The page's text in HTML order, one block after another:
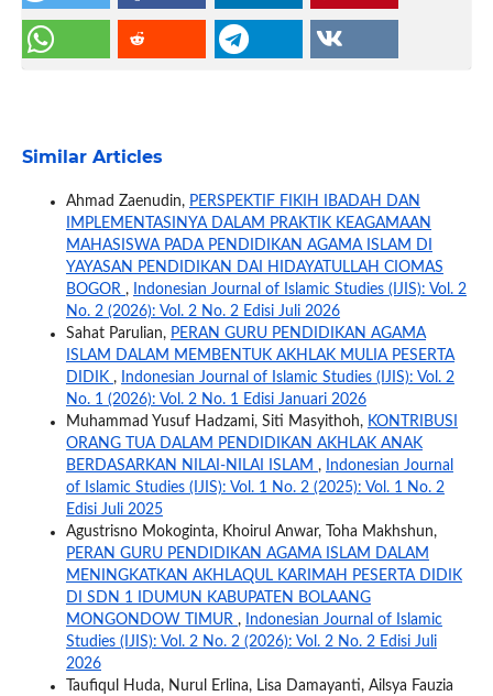
Similar Articles
Ahmad Zaenudin, PERSPEKTIF FIKIH IBADAH DAN
IMPLEMENTASINYA DALAM PRAKTIK KEAGAMAAN
MAHASISWA PADA PENDIDIKAN AGAMA ISLAM DI
YAYASAN PENDIDIKAN DAI HIDAYATULLAH CIOMAS
BOGOR ,
Indonesian Journal of Islamic Studies (IJIS): Vol. 2
No. 2 (2026): Vol. 2 No. 2 Edisi Juli 2026
Sahat Parulian, PERAN GURU PENDIDIKAN AGAMA
ISLAM DALAM MEMBENTUK AKHLAK MULIA PESERTA
DIDIK ,
Indonesian Journal of Islamic Studies (IJIS): Vol. 2
No. 1 (2026): Vol. 2 No. 1 Edisi Januari 2026
Muhammad Yusuf Hadzami, Siti Masyithoh, KONTRIBUSI
ORANG TUA DALAM PENDIDIKAN AKHLAK ANAK
BERDASARKAN NILAI-NILAI ISLAM ,
Indonesian Journal
of Islamic Studies (IJIS): Vol. 1 No. 2 (2025): Vol. 1 No. 2
Edisi Juli 2025
Agustrisno Mokoginta, Khoirul Anwar, Toha Makhshun,
PERAN GURU PENDIDIKAN AGAMA ISLAM DALAM
MENINGKATKAN AKHLAQUL KARIMAH PESERTA DIDIK
DI SDN 1 IDUMUN KABUPATEN BOLAANG
MONGONDOW TIMUR ,
Indonesian Journal of Islamic
Studies (IJIS): Vol. 2 No. 2 (2026): Vol. 2 No. 2 Edisi Juli
2026
Taufiqul Huda, Nurul Erlina, Lisa Damayanti, Ailsya Fauzia